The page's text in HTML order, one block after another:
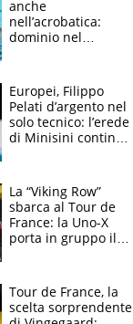
anche
nell’acrobatica:
dominio nel
e compagni
continuare
Europei, Filippo
Pelati d’argento nel
solo tecnico: l’erede
di Minisini continua
mirino
La “Viking Row”
sbarca al Tour de
France: la Uno-X
porta in gruppo il
compagni
Tour de France, la
scelta sorprendente